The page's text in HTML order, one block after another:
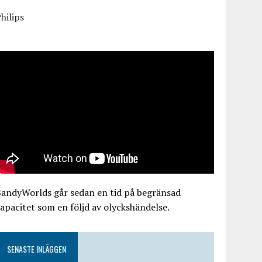
går sedan en tid på begränsad
som en följd av olyckshändelse.
SENASTE INLÄGGEN